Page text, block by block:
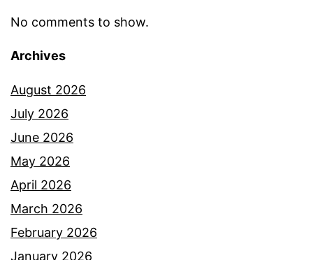
No comments to show.
Archives
August 2026
July 2026
June 2026
May 2026
April 2026
March 2026
February 2026
January 2026